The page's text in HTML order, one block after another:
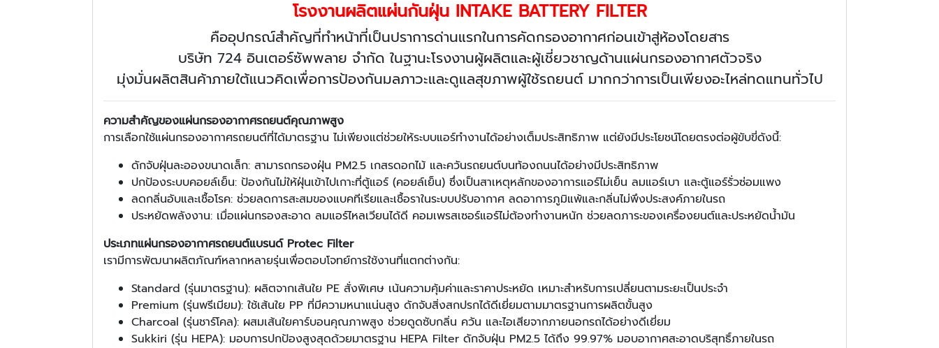
โรงงานผลิตแผ่นกันฝุ่น INTAKE BATTERY FILTER
คืออุปกรณ์สำคัญที่ทำหน้าที่เป็นปราการด่านแรกในการคัดกรองอากาศก่อนเข้าสู่ห้องโดยสาร
บริษัท 724 อินเตอร์ซัพพลาย จำกัด ในฐานะโรงงานผู้ผลิตและผู้เชี่ยวชาญด้านแผ่นกรองอากาศตัวจริง
มุ่งมั่นผลิตสินค้าภายใต้แนวคิดเพื่อการป้องกันมลภาวะและดูแลสุขภาพผู้ใช้รถยนต์ มากกว่าการเป็นเพียงอะไหล่ทดแทนทั่วไป
ความสำคัญของแผ่นกรองอากาศรถยนต์คุณภาพสูง
การเลือกใช้แผ่นกรองอากาศรถยนต์ที่ได้มาตรฐาน ไม่เพียงแต่ช่วยให้ระบบแอร์ทำงานได้อย่างเต็มประสิทธิภาพ แต่ยังมีประโยชน์โดยตรงต่อผู้ขับขี่ดังนี้:
ดักจับฝุ่นละอองขนาดเล็ก: สามารถกรองฝุ่น PM2.5 เกสรดอกไม้ และควันรถยนต์บนท้องถนนได้อย่างมีประสิทธิภาพ
ปกป้องระบบคอยล์เย็น: ป้องกันไม่ให้ฝุ่นเข้าไปเกาะที่ตู้แอร์ (คอยล์เย็น) ซึ่งเป็นสาเหตุหลักของอาการแอร์ไม่เย็น ลมแอร์เบา และตู้แอร์รั่วซ่อมแพง
ลดกลิ่นอับและเชื้อโรค: ช่วยลดการสะสมของแบคทีเรียและเชื้อราในระบบปรับอากาศ ลดอาการภูมิแพ้และกลิ่นไม่พึงประสงค์ภายในรถ
ประหยัดพลังงาน: เมื่อแผ่นกรองสะอาด ลมแอร์ไหลเวียนได้ดี คอมเพรสเซอร์แอร์ไม่ต้องทำงานหนัก ช่วยลดภาระของเครื่องยนต์และประหยัดน้ำมัน
ประเภทแผ่นกรองอากาศรถยนต์แบรนด์ Protec Filter
เรามีการพัฒนาผลิตภัณฑ์หลากหลายรุ่นเพื่อตอบโจทย์การใช้งานที่แตกต่างกัน:
Standard (รุ่นมาตรฐาน): ผลิตจากเส้นใย PE สั่งพิเศษ เน้นความคุ้มค่าและราคาประหยัด เหมาะสำหรับการเปลี่ยนตามระยะเป็นประจำ
Premium (รุ่นพรีเมียม): ใช้เส้นใย PP ที่มีความหนาแน่นสูง ดักจับสิ่งสกปรกได้ดีเยี่ยมตามมาตรฐานการผลิตขั้นสูง
Charcoal (รุ่นชาร์โคล): ผสมเส้นใยคาร์บอนคุณภาพสูง ช่วยดูดซับกลิ่น ควัน และไอเสียจากภายนอกรถได้อย่างดีเยี่ยม
Sukkiri (รุ่น HEPA): มอบการปกป้องสูงสุดด้วยมาตรฐาน HEPA Filter ดักจับฝุ่น PM2.5 ได้ถึง 99.97% มอบอากาศสะอาดบริสุทธิ์ภายในรถ